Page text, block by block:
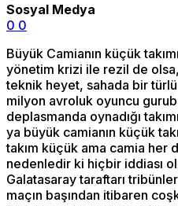
Sosyal Medya
0 0
Büyük Camianın küçük
yönetim krizi ile rezil de olsa,
teknik heyet, sahada bir
milyon avroluk oyuncu
deplasmanda oynadığı
ya büyük camianın küçük
takım küçük ama camia her
nedenledir ki hiçbir iddiası
Galatasaray taraftarı
maçın başından itibaren